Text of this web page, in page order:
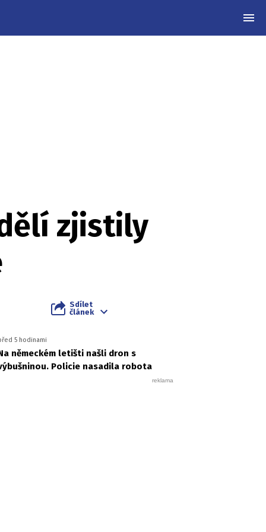
zjistily
Sdílet
článek
5 hodinami
německém letišti našli dron s
Policie nasadila robota